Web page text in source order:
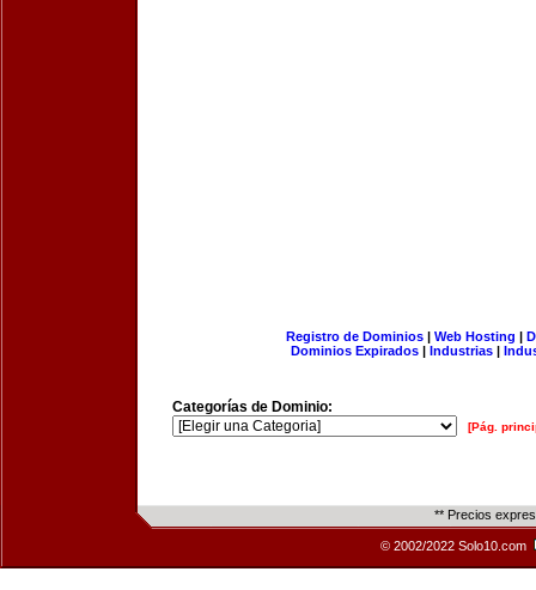
Registro de Dominios| Web Hosting |
Dominios Expirados | Industrias |
Categorías de Dominio:
[Pág.
** Precios
© 2002/2022 Solo10.com